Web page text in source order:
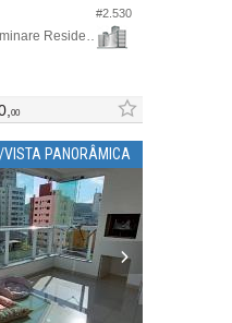
#2.530
Apartamento no Edifício Luminare Residencial
00
PANORÂMICA